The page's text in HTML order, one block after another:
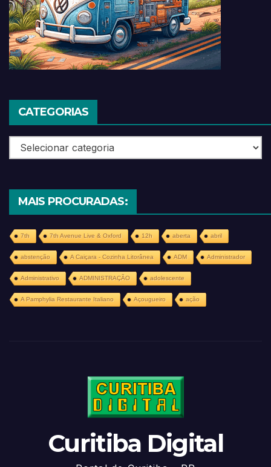
CATEGORIAS
Categorias
MAIS PROCURADAS:
7th 7th Avenue Live & Oxford 12h aberta abril
abstenção A Caiçara - Cozinha Litorânea ADM Administrador
Administrativo ADMINISTRAÇÃO adolescente
A Pamphylia Restaurante Italiano Açougueiro ação
Curitiba Digital